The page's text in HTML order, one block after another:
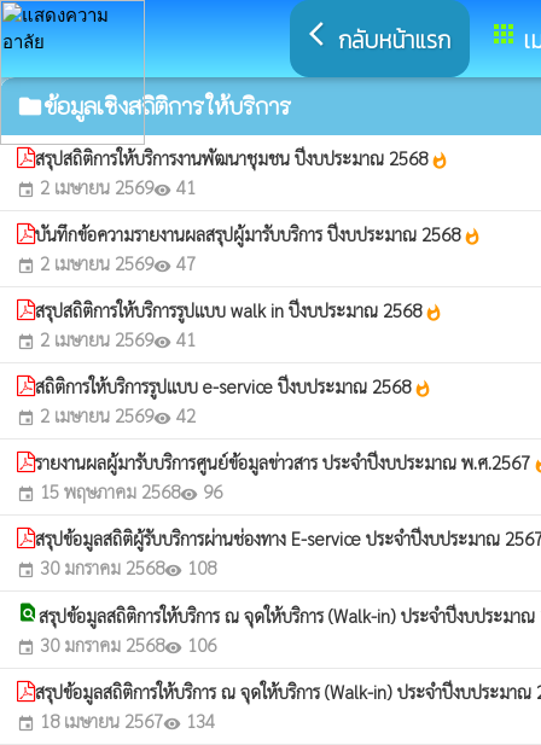
arrow_back_ios กลับหน้าแรก apps
folderข้อมูลเชิงสถิติการให้บริการ
สรุปสถิติการให้บริการงานพัฒนาชุมชน ปีงบประมาณ 2568whatshot
event 2 เมษายน 2569visibility 41
บันทึกข้อความรายงานผลสรุปผู้มารับบริการ ปีงบประมาณ 2568whatshot
event 2 เมษายน 2569visibility 47
สรุปสถิติการให้บริการรูปแบบ walk in ปีงบประมาณ 2568whatshot
event 2 เมษายน 2569visibility 41
สถิติการให้บริการรูปแบบ e-service ปีงบประมาณ 2568whatshot
event 2 เมษายน 2569visibility 42
รายงานผลผู้มารับบริการศูนย์ข้อมูลข่าวสาร ประจำปีงบประมาณ พ.ศ.2567
event 15 พฤษภาคม 2568visibility 96
สรุปข้อมูลสถิติผู้รับบริการผ่านช่องทาง E-service ประจำปีงบประมาณ
event 30 มกราคม 2568visibility 108
find_in_pageสรุปข้อมูลสถิติการให้บริการ ณ จุดให้บริการ (Walk-in) ประจำปีงบประมา
event 30 มกราคม 2568visibility 106
สรุปข้อมูลสถิติการให้บริการ ณ จุดให้บริการ (Walk-in) ประจำปีงบประมา
event 18 เมษายน 2567visibility 134